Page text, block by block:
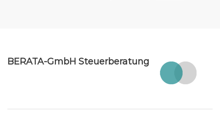
BERATA-GmbH Steuerberatung